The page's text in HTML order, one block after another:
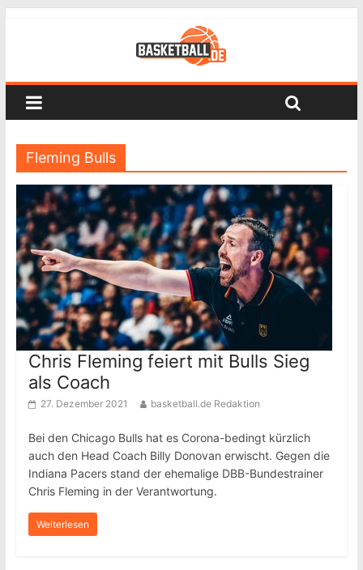
Fleming Bulls
Chris Fleming feiert mit Bulls Sieg
als Coach
27. Dezember 2021 basketball.de Redaktion
Bei den Chicago Bulls hat es Corona-bedingt kürzlich
auch den Head Coach Billy Donovan erwischt. Gegen die
Indiana Pacers stand der ehemalige DBB-Bundestrainer
Chris Fleming in der Verantwortung.
Weiterlesen